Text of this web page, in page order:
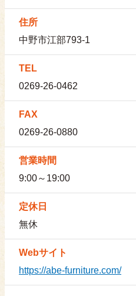
住所
中野市江部793-1
TEL
0269-26-0462
FAX
0269-26-0880
営業時間
9:00～19:00
定休日
無休
Webサイト
https://abe-furniture.com/